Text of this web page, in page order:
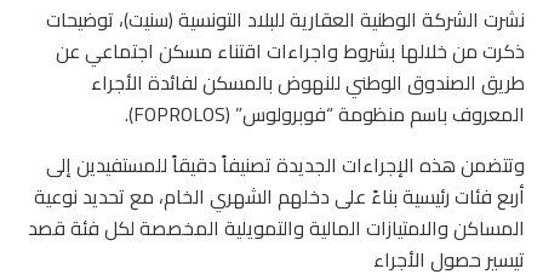
نشرت الشركة الوطنية العقارية للبلاد التونسية (سنيت)، توضيحات
ذكرت من خلالها بشروط واجراءات اقتناء مسكن اجتماعي عن
طريق الصندوق الوطني للنهوض بالمسكن لفائدة الأجراء
المعروف باسم منظومة “فوبرولوس” (FOPROLOS).
وتتضمن هذه الإجراءات الجديدة تصنيفاً دقيقاً للمستفيدين إلى
أربع فئات رئيسية بناءً على دخلهم الشهري الخام، مع تحديد نوعية
المساكن والامتيازات المالية والتمويلية المخصصة لكل فئة قصد
تيسير حصول الأجراء